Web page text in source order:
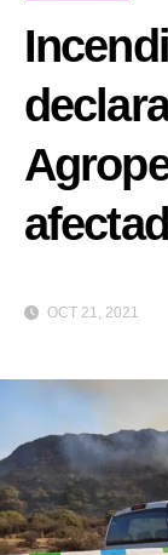
OCT 21, 2021